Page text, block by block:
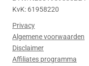
KvK: 61958220
Privacy
Algemene voorwaarden
Disclaimer
Affiliates programma